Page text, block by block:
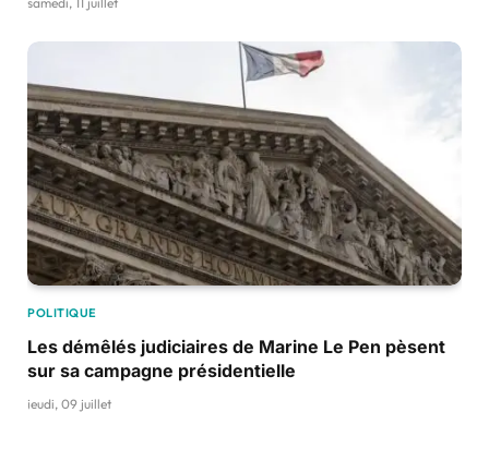
POLITIQUE
Les démêlés judiciaires de Marine Le Pen pèsent
sur sa campagne présidentielle
jeudi, 09 juillet